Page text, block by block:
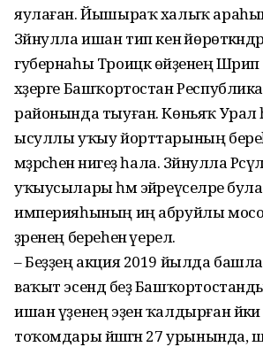
яулаған. Йышыраҡ халыҡ
Зәйнулла ишан тип кенә
губернаһы Троицк өйәҙенең
хәҙерге Башҡортостан
районында тыуған. Көньяҡ Урал
ысуллы уҡыу йорттарының береһе
мәҙрәсәһенә нигеҙ һала. Зәйнулла
уҡыусылары һәм эйәреүселәре
империяһының иң абруйлы
ҙәренең береһенә әүерелә.
– Беҙҙең акция 2019 йылда
ваҡыт эсендә беҙ
ишан үҙенең эҙен ҡалдырған
тоҡомдары йәшәгән 27 урынында,